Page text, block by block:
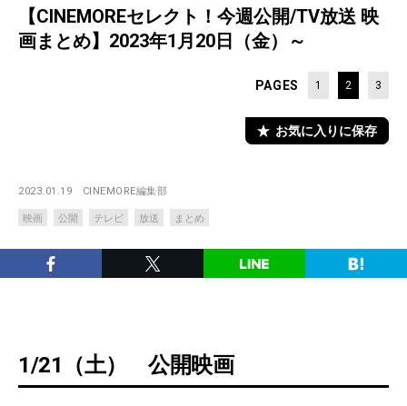
【CINEMOREセレクト！今週公開/TV放送 映
画まとめ】2023年1月20日（金）～
PAGES 1 2 3
お気に入りに保存
2023.01.19 CINEMORE編集部
映画 公開 テレビ 放送 まとめ
1/21（土） 公開映画